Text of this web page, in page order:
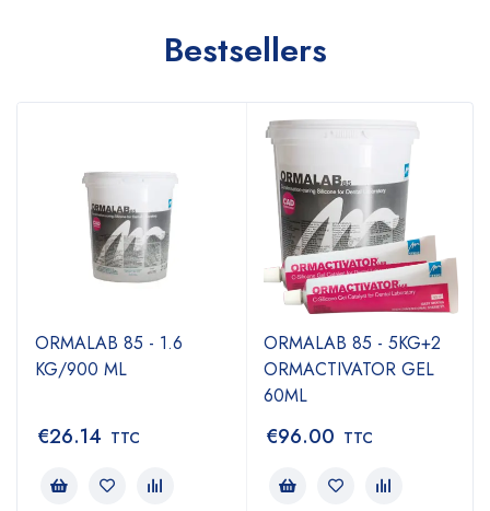
Bestsellers
ORMALAB 85 - 1.6
KG/900 ML
€26.14 TTC
ORMALAB 85 - 5KG+2
ORMACTIVATOR GEL
60ML
€96.00 TTC